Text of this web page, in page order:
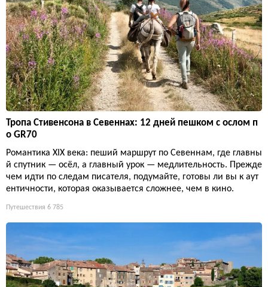
Тропа Стивенсона в Севеннах: 12 дней пешком с ослом п
о GR70
Романтика XIX века: пеший маршрут по Севеннам, где главны
й спутник — осёл, а главный урок — медлительность. Прежде
чем идти по следам писателя, подумайте, готовы ли вы к аут
ентичности, которая оказывается сложнее, чем в кино.
Путешествия 6 785